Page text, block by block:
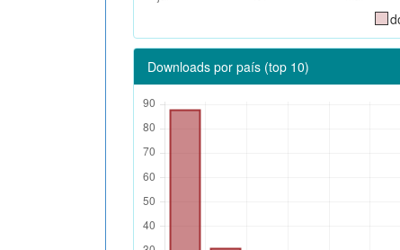
Downloads por país (top 10)